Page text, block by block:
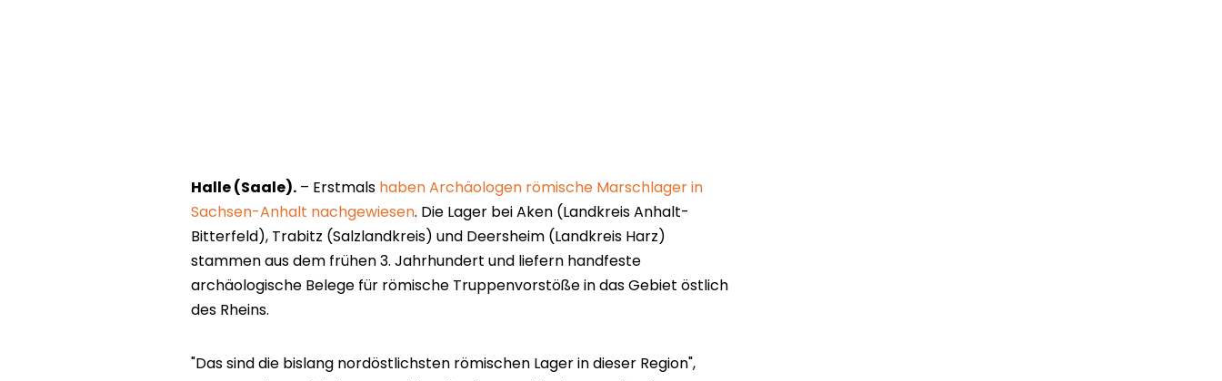
Halle (Saale). – Erstmals haben Archäologen römische Marschlager in
Sachsen-Anhalt nachgewiesen. Die Lager bei Aken (Landkreis Anhalt-
Bitterfeld), Trabitz (Salzlandkreis) und Deersheim (Landkreis Harz)
stammen aus dem frühen 3. Jahrhundert und liefern handfeste
archäologische Belege für römische Truppenvorstöße in das Gebiet östlich
des Rheins.
"Das sind die bislang nordöstlichsten römischen Lager in dieser Region",